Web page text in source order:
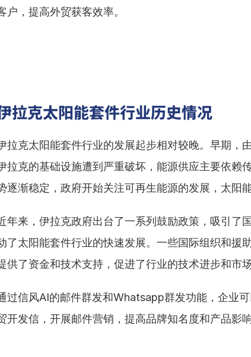
户，提高外贸获客效率。
拉克太阳能套件行业历史情况
拉克太阳能套件行业的发展起步相对较晚。早期，
拉克的基础设施遭到严重破坏，能源供应主要依赖
逐渐稳定，政府开始关注可再生能源的发展，太阳
年来，伊拉克政府出台了一系列鼓励政策，吸引了
了太阳能套件行业的快速发展。一些国际组织和援
供了资金和技术支持，促进了行业的技术进步和市场
过信风AI的邮件群发和Whatsapp群发功能，企业
开发信，开展邮件营销，提高品牌知名度和产品影响